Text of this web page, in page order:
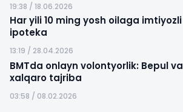
19:38 / 18.06.2026
Har yili 10 ming yosh oilaga imtiyozli
ipoteka
13:19 / 28.04.2026
BMTda onlayn volontyorlik: Bepul va
xalqaro tajriba
03:58 / 08.02.2026